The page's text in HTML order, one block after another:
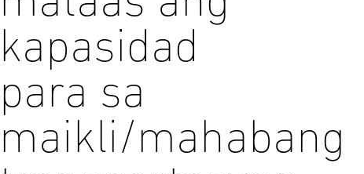
kapasidad
para sa
maikli/mahabang